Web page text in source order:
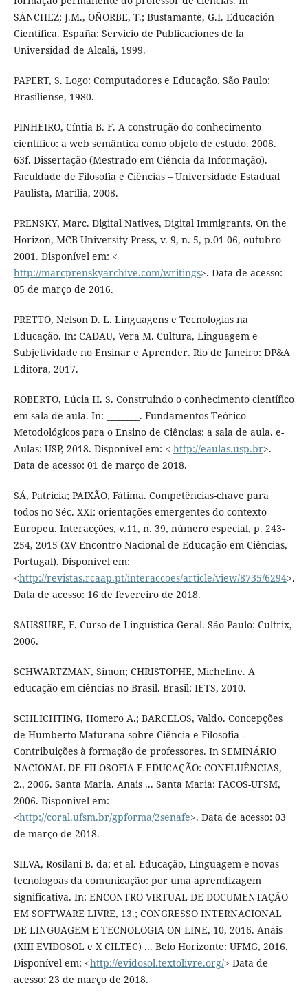
SÁNCHEZ; J.M., OÑORBE, T.; Bustamante, G.I. Educación
Científica. España: Servicio de Publicaciones de la
Universidad de Alcalá, 1999.
PAPERT, S. Logo: Computadores e Educação. São Paulo:
Brasiliense, 1980.
PINHEIRO, Cíntia B. F. A construção do conhecimento
científico: a web semântica como objeto de estudo. 2008.
63f. Dissertação (Mestrado em Ciência da Informação).
Faculdade de Filosofia e Ciências – Universidade Estadual
Paulista, Marilia, 2008.
PRENSKY, Marc. Digital Natives, Digital Immigrants. On the
Horizon, MCB University Press, v. 9, n. 5, p.01-06, outubro
2001. Disponível em: <
http://marcprenskyarchive.com/writings>. Data de acesso:
05 de março de 2016.
PRETTO, Nelson D. L. Linguagens e Tecnologias na
Educação. In: CADAU, Vera M. Cultura, Linguagem e
Subjetividade no Ensinar e Aprender. Rio de Janeiro: DP&A
Editora, 2017.
ROBERTO, Lúcia H. S. Construindo o conhecimento científico
em sala de aula. In: ________. Fundamentos Teórico-
Metodológicos para o Ensino de Ciências: a sala de aula. e-
Aulas: USP, 2018. Disponível em: < http://eaulas.usp.br>.
Data de acesso: 01 de março de 2018.
SÁ, Patrícia; PAIXÃO, Fátima. Competências-chave para
todos no Séc. XXI: orientações emergentes do contexto
Europeu. Interacções, v.11, n. 39, número especial, p. 243-
254, 2015 (XV Encontro Nacional de Educação em Ciências,
Portugal). Disponível em:
<http://revistas.rcaap.pt/interaccoes/article/view/8735/6294>.
Data de acesso: 16 de fevereiro de 2018.
SAUSSURE, F. Curso de Linguística Geral. São Paulo: Cultrix,
2006.
SCHWARTZMAN, Simon; CHRISTOPHE, Micheline. A
educação em ciências no Brasil. Brasil: IETS, 2010.
SCHLICHTING, Homero A.; BARCELOS, Valdo. Concepções
de Humberto Maturana sobre Ciência e Filosofia -
Contribuições à formação de professores. In SEMINÁRIO
NACIONAL DE FILOSOFIA E EDUCAÇÃO: CONFLUÊNCIAS,
2., 2006. Santa Maria. Anais ... Santa Maria: FACOS-UFSM,
2006. Disponível em:
<http://coral.ufsm.br/gpforma/2senafe>. Data de acesso: 03
de março de 2018.
SILVA, Rosilani B. da; et al. Educação, Linguagem e novas
tecnologoas da comunicação: por uma aprendizagem
significativa. In: ENCONTRO VIRTUAL DE DOCUMENTAÇÃO
EM SOFTWARE LIVRE, 13.; CONGRESSO INTERNACIONAL
DE LINGUAGEM E TECNOLOGIA ON LINE, 10, 2016. Anais
(XIII EVIDOSOL e X CILTEC) ... Belo Horizonte: UFMG, 2016.
Disponível em: <http://evidosol.textolivre.org/> Data de
acesso: 23 de março de 2018.